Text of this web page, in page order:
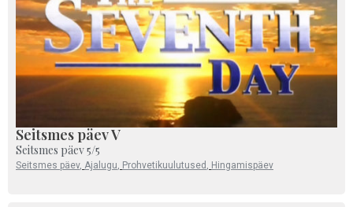
Seitsmes päev V
Seitsmes päev 5/5
Seitsmes päev, Ajalugu, Prohvetikuulutused , Hingamispäev